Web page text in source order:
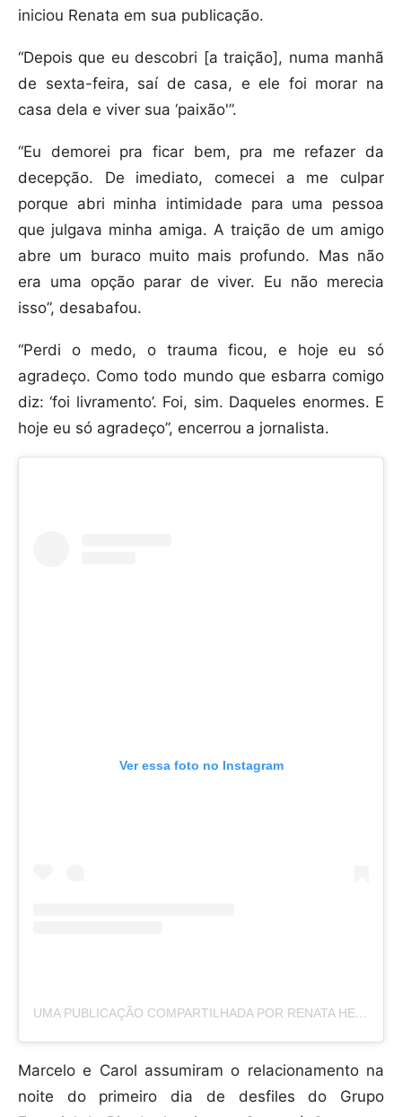
iniciou Renata em sua publicação.
“Depois que eu descobri [a traição], numa manhã
de sexta-feira, saí de casa, e ele foi morar na
casa dela e viver sua ‘paixão'”.
“Eu demorei pra ficar bem, pra me refazer da
decepção. De imediato, comecei a me culpar
porque abri minha intimidade para uma pessoa
que julgava minha amiga. A traição de um amigo
abre um buraco muito mais profundo. Mas não
era uma opção parar de viver. Eu não merecia
isso”, desabafou.
“Perdi o medo, o trauma ficou, e hoje eu só
agradeço. Como todo mundo que esbarra comigo
diz: ‘foi livramento’. Foi, sim. Daqueles enormes. E
hoje eu só agradeço”, encerrou a jornalista.
Ver essa foto no Instagram
UMA PUBLICAÇÃO COMPARTILHADA POR RENATA HEILBORN (@REHEILBORN)
Marcelo e Carol assumiram o relacionamento na
noite do primeiro dia de desfiles do Grupo